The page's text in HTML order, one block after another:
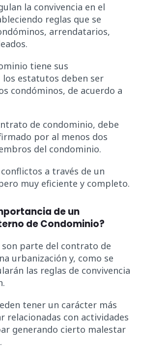
la convivencia en el
reglas que se
arrendatarios,
tiene sus
estatutos deben ser
condóminos, de acuerdo a
de condominio, debe
por al menos dos
del condominio.
a través de un
muy eficiente y completo.
de un
de Condominio?
parte del contrato de
urbanización y, como se
las reglas de convivencia
tener un carácter más
relacionadas con actividades
generando cierto malestar